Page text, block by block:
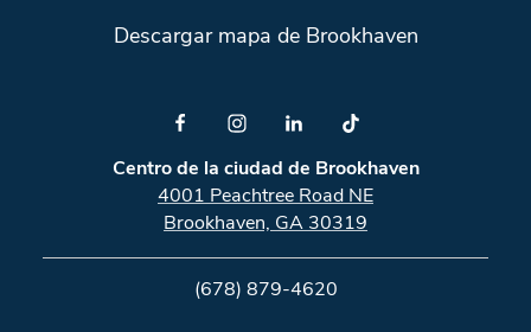
Descargar mapa de Brookhaven
Centro de la ciudad de Brookhaven
4001 Peachtree Road NE
Brookhaven, GA 30319
(678) 879-4620